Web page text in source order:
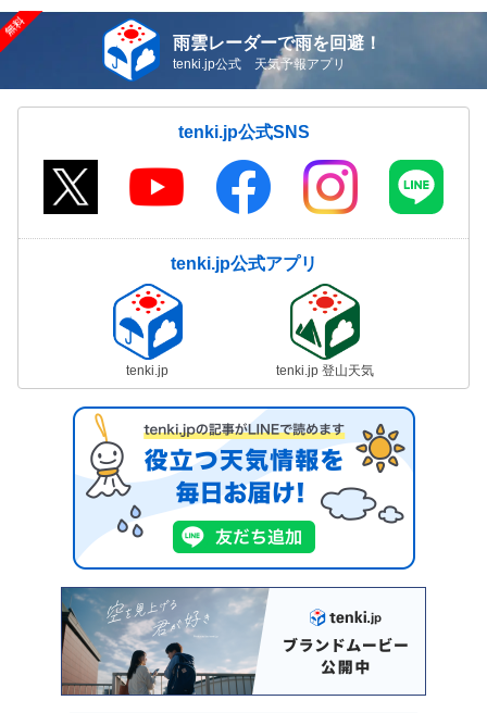
雨雲レーダーで雨を回避！
tenki.jp公式 天気予報アプリ
tenki.jp公式SNS
tenki.jp公式アプリ
tenki.jp tenki.jp 登山天気